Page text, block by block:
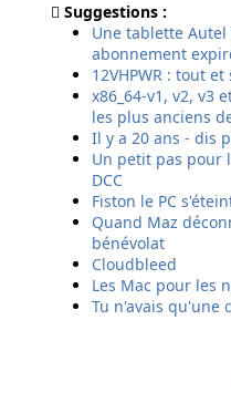
r
e
r
E
Suggestions :
Une tablette
abonnement
12VHPWR : tout
x86_64-v1, v2, v3
les plus anciens
Il y a 20 ans - dis
Un petit pas pour
DCC
Fiston le PC
Quand Maz
bénévolat
Cloudbleed
Les Mac pour les
Tu n'avais qu'une